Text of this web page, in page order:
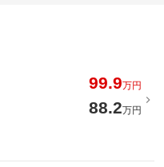
99.9万円
88.2万円